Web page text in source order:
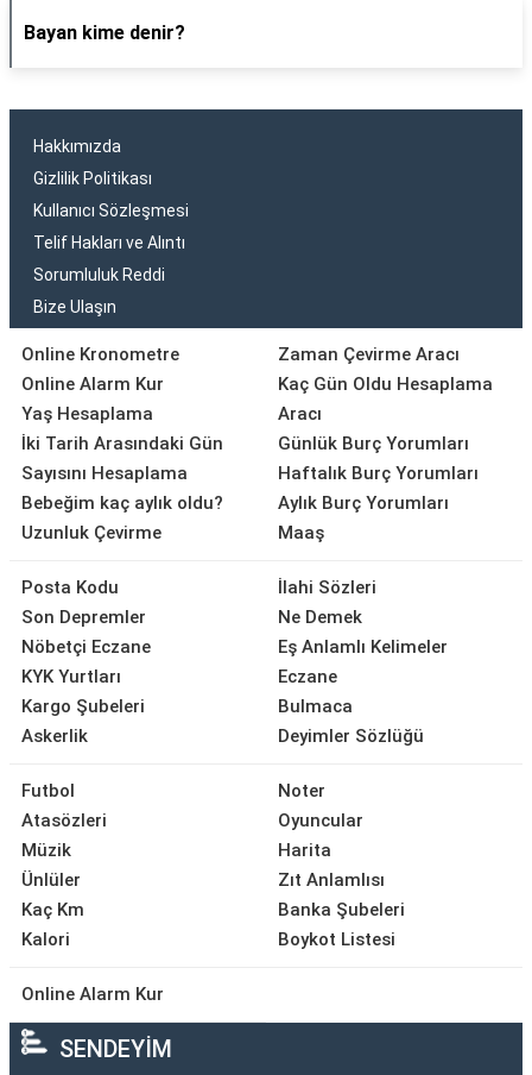
Bayan kime denir?
Hakkımızda
Gizlilik Politikası
Kullanıcı Sözleşmesi
Telif Hakları ve Alıntı
Sorumluluk Reddi
Bize Ulaşın
Online Kronometre
Online Alarm Kur
Yaş Hesaplama
İki Tarih Arasındaki Gün
Sayısını Hesaplama
Bebeğim kaç aylık oldu?
Uzunluk Çevirme
Zaman Çevirme Aracı
Kaç Gün Oldu Hesaplama
Aracı
Günlük Burç Yorumları
Haftalık Burç Yorumları
Aylık Burç Yorumları
Maaş
Posta Kodu
Son Depremler
Nöbetçi Eczane
KYK Yurtları
Kargo Şubeleri
Askerlik
İlahi Sözleri
Ne Demek
Eş Anlamlı Kelimeler
Eczane
Bulmaca
Deyimler Sözlüğü
Futbol
Atasözleri
Müzik
Ünlüler
Kaç Km
Kalori
Noter
Oyuncular
Harita
Zıt Anlamlısı
Banka Şubeleri
Boykot Listesi
Online Alarm Kur
SENDEYİM